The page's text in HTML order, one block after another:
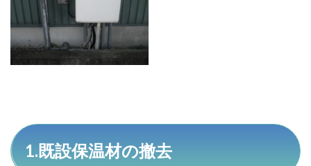
管の保
温材設
置
2
反省
の成
1.既設保温材の撤去